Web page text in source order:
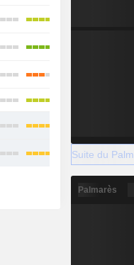
Suite du
Palmarès